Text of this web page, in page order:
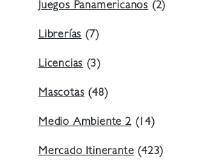
Juegos Panamericanos (2)
Librerías(7)
Licencias(3)
Mascotas(48)
Medio Ambiente 2(14)
Mercado Itinerante(423)